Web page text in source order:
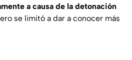
a causa de la detonación
se limitó a dar a conocer más